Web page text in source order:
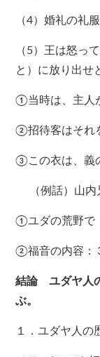
（4）婚礼の礼
（5）王は怒っ
と）に放り出せ
①当時は、主人
②招待客はそれ
③この衣は、義
（例話）山内
①ユダの荒野で
②福音の内容：
結論 ユダヤ人
ぶ。
１．ユダヤ人の